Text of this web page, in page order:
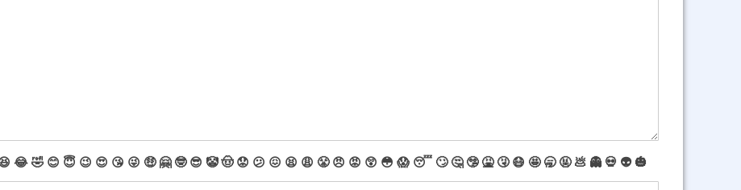
😂🤣 😊 😇 😉 😍 😘 😜 🤑 🤗 🤓 😎 🤡🤠 😟 😕 😖 😫 😩 😤 😠 😡 😲 😳 😱 😴 🙄 🤔 🤥 🤮 🤧 😷 🤩 🥱 🤬 💩 👻 💀 👽 🎃